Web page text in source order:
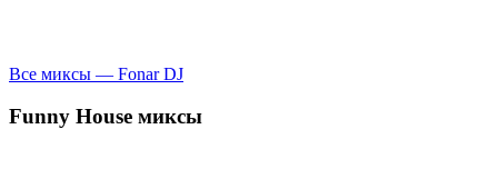
Все миксы — Fonar DJ
Funny House миксы